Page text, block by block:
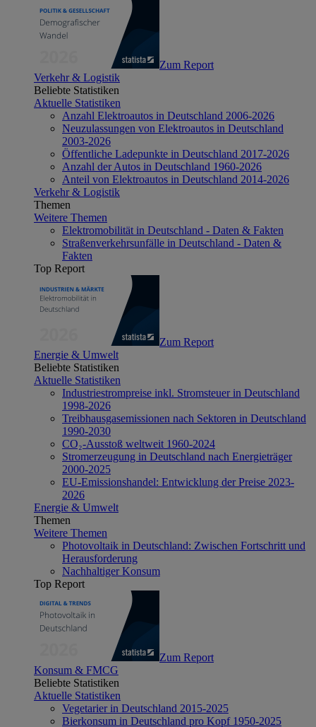
Zum Report
Verkehr & Logistik
Beliebte Statistiken
Aktuelle Statistiken
Anzahl Elektroautos in Deutschland 2006-2026
Neuzulassungen von Elektroautos in Deutschland
2003-2026
Öffentliche Ladepunkte in Deutschland 2017-2026
Anzahl der Autos in Deutschland 1960-2026
Anteil von Elektroautos in Deutschland 2014-2026
Verkehr & Logistik
Themen
Weitere Themen
Elektromobilität in Deutschland - Daten & Fakten
Straßenverkehrsunfälle in Deutschland - Daten &
Fakten
Top Report
Zum Report
Energie & Umwelt
Beliebte Statistiken
Aktuelle Statistiken
Industriestrompreise inkl. Stromsteuer in Deutschland
1998-2026
Treibhausgasemissionen nach Sektoren in Deutschland
1990-2030
CO₂-Ausstoß weltweit 1960-2024
Stromerzeugung in Deutschland nach Energieträger
2000-2025
EU-Emissionshandel: Entwicklung der Preise 2023-
2026
Energie & Umwelt
Themen
Weitere Themen
Photovoltaik in Deutschland: Zwischen Fortschritt und
Herausforderung
Nachhaltiger Konsum
Top Report
Zum Report
Konsum & FMCG
Beliebte Statistiken
Aktuelle Statistiken
Vegetarier in Deutschland 2015-2025
Bierkonsum in Deutschland pro Kopf 1950-2025